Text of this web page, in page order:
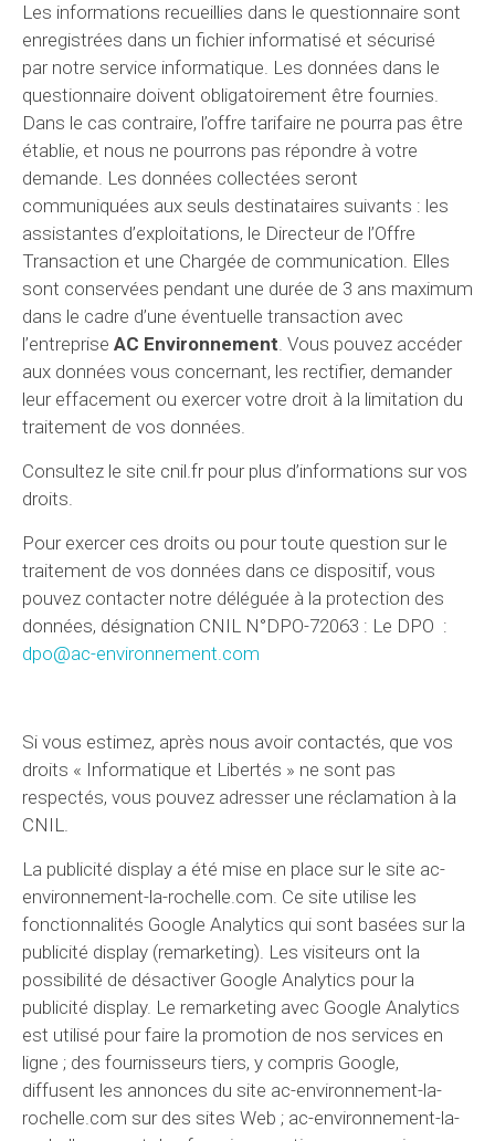
Les informations recueillies dans le questionnaire sont
enregistrées dans un fichier informatisé et sécurisé
par notre service informatique. Les données dans le
questionnaire doivent obligatoirement être fournies.
Dans le cas contraire, l’offre tarifaire ne pourra pas être
établie, et nous ne pourrons pas répondre à votre
demande. Les données collectées seront
communiquées aux seuls destinataires suivants : les
assistantes d’exploitations, le Directeur de l’Offre
Transaction et une Chargée de communication. Elles
sont conservées pendant une durée de 3 ans maximum
dans le cadre d’une éventuelle transaction avec
l’entreprise AC Environnement . Vous pouvez accéder
aux données vous concernant, les rectifier, demander
leur effacement ou exercer votre droit à la limitation du
traitement de vos données.
Consultez le site cnil.fr pour plus d’informations sur vos
droits.
Pour exercer ces droits ou pour toute question sur le
traitement de vos données dans ce dispositif, vous
pouvez contacter notre déléguée à la protection des
données, désignation CNIL N°DPO-72063 : Le DPO :
dpo@ac-environnement.com
Si vous estimez, après nous avoir contactés, que vos
droits « Informatique et Libertés » ne sont pas
respectés, vous pouvez adresser une réclamation à la
CNIL.
La publicité display a été mise en place sur le site ac-
environnement-la-rochelle.com. Ce site utilise les
fonctionnalités Google Analytics qui sont basées sur la
publicité display (remarketing). Les visiteurs ont la
possibilité de désactiver Google Analytics pour la
publicité display. Le remarketing avec Google Analytics
est utilisé pour faire la promotion de nos services en
ligne ; des fournisseurs tiers, y compris Google,
diffusent les annonces du site ac-environnement-la-
rochelle.com sur des sites Web ; ac-environnement-la-